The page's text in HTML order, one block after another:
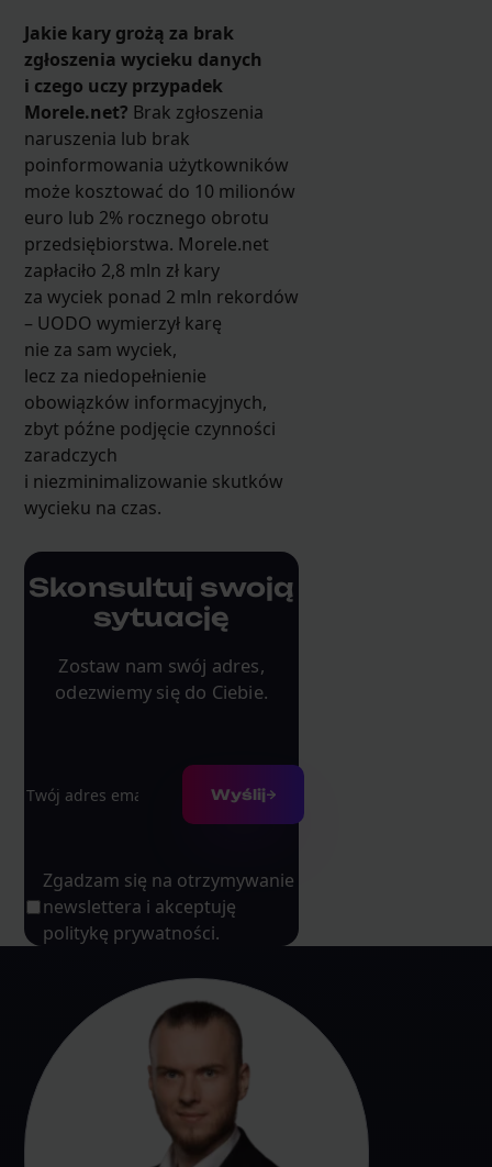
Jakie kary grożą za brak
zgłoszenia wycieku danych
i czego uczy przypadek
Morele.net? Brak zgłoszenia
naruszenia lub brak
poinformowania użytkowników
może kosztować do 10 milionów
euro lub 2% rocznego obrotu
przedsiębiorstwa. Morele.net
zapłaciło 2,8 mln zł kary
za wyciek ponad 2 mln rekordów
– UODO wymierzył karę
nie za sam wyciek,
lecz za niedopełnienie
obowiązków informacyjnych,
zbyt późne podjęcie czynności
zaradczych
i niezminimalizowanie skutków
wycieku na czas.
Skonsultuj swoją
sytuację
Zostaw nam swój adres,
odezwiemy się do Ciebie.
Wyślij
Zgadzam się na otrzymywanie
newslettera i akceptuję
politykę prywatności.